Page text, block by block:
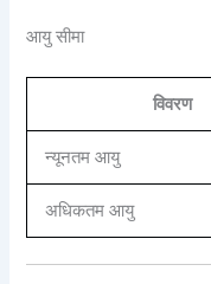
आयु सीमा
विवरण
न्यूनतम आयु
अधिकतम आयु